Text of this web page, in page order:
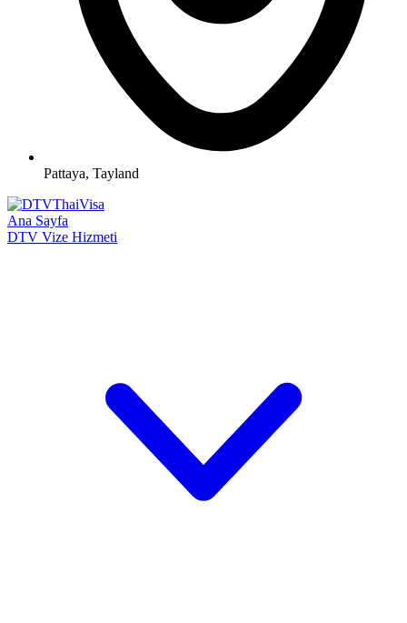
Pattaya, Tayland
Ana Sayfa
DTV Vize Hizmeti